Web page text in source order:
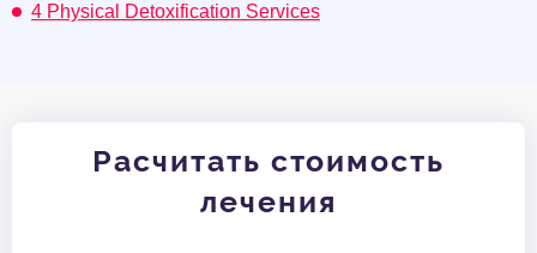
4 Physical Detoxification Services
Расчитать стоимость
лечения